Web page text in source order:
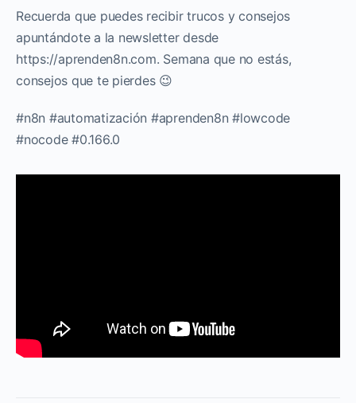
Recuerda que puedes recibir trucos y consejos
apuntándote a la newsletter desde
https://aprenden8n.com. Semana que no estás,
consejos que te pierdes 😉
#n8n #automatización #aprenden8n #lowcode
#nocode #0.166.0